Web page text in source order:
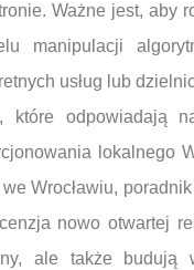
Ważne jest, aby
manipulacji
usług lub
które odpowiadają
lokalnego
Wrocławiu,
nowo otwartej
ale także budują